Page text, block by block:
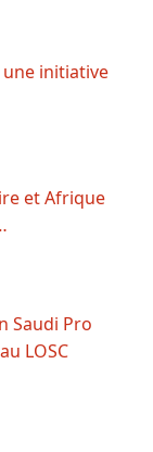
initiative
et Afrique
Saudi Pro
LOSC